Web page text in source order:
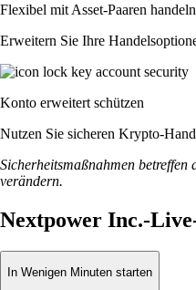
Flexibel mit Asset-Paaren handeln
Erweitern Sie Ihre
Konto erweitert schützen
Nutzen Sie sicheren Krypto-
Sicherheitsmaßnahmen
verändern.
Nextpower Inc.-
In Wenigen Minuten starten